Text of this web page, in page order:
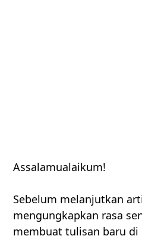
Assalamualaikum!
Sebelum melanjutkan
mengungkapkan rasa
membuat tulisan baru di